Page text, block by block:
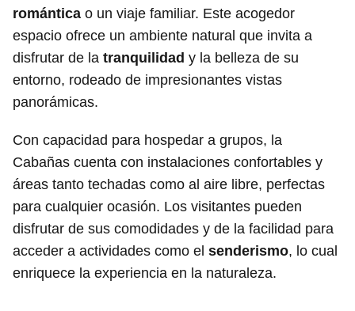
romántica o un viaje familiar. Este acogedor
espacio ofrece un ambiente natural que invita a
disfrutar de la tranquilidad y la belleza de su
entorno, rodeado de impresionantes vistas
panorámicas.
Con capacidad para hospedar a grupos, la
Cabañas cuenta con instalaciones confortables y
áreas tanto techadas como al aire libre, perfectas
para cualquier ocasión. Los visitantes pueden
disfrutar de sus comodidades y de la facilidad para
acceder a actividades como el senderismo, lo cual
enriquece la experiencia en la naturaleza.